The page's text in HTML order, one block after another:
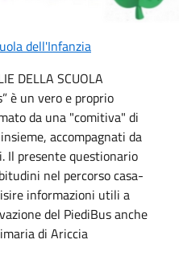
dell'Infanzia
DELLA SCUOLA
è un vero e proprio
da una "comitiva" di
accompagnati da
Il presente questionario
nel percorso casa-
informazioni utili a
del PiediBus anche
di Ariccia